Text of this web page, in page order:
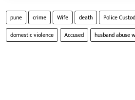
pune crime Wife death Police
domestic violence
Accused husband abuse